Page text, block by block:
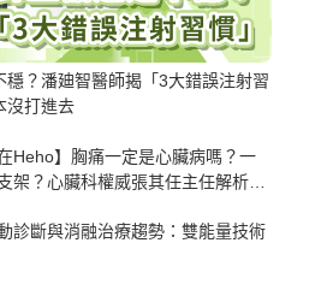
穩？潘廸智醫師揭「3大錯誤注射習
沒打進去
在Heho】胸痛一定是心臟病嗎？一
架？心臟科權威張其任主任解析支
診斷與消融治療趨勢：雙能量技術